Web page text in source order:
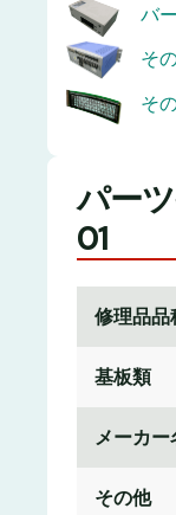
バ
そ
そ
パー
01
修理品品
基板類
メーカー
その他